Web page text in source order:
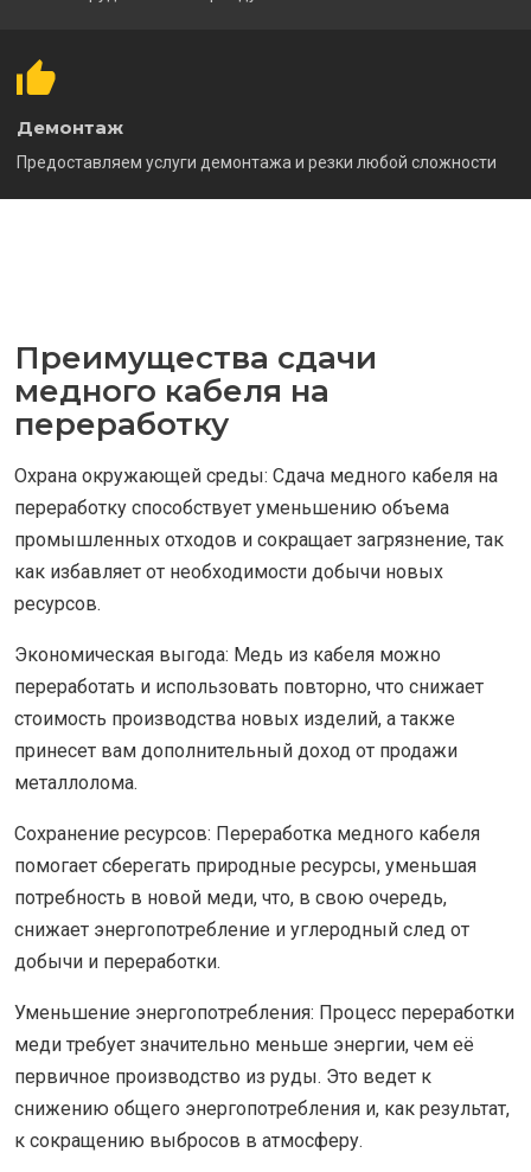
Демонтаж
Предоставляем услуги демонтажа и резки любой сложности
Преимущества сдачи
медного кабеля на
переработку
Охрана окружающей среды: Сдача медного кабеля на
переработку способствует уменьшению объема
промышленных отходов и сокращает загрязнение, так
как избавляет от необходимости добычи новых
ресурсов.
Экономическая выгода: Медь из кабеля можно
переработать и использовать повторно, что снижает
стоимость производства новых изделий, а также
принесет вам дополнительный доход от продажи
металлолома.
Сохранение ресурсов: Переработка медного кабеля
помогает сберегать природные ресурсы, уменьшая
потребность в новой меди, что, в свою очередь,
снижает энергопотребление и углеродный след от
добычи и переработки.
Уменьшение энергопотребления: Процесс переработки
меди требует значительно меньше энергии, чем её
первичное производство из руды. Это ведет к
снижению общего энергопотребления и, как результат,
к сокращению выбросов в атмосферу.